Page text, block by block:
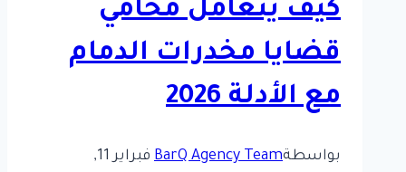
حماية
كيف يتعامل محامي
قضايا مخدرات الدمام
مع الأدلة 2026
بواسطةBarQ Agency Team
فبراير 11,